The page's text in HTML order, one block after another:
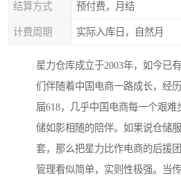
结算方式 预付费，月结
计费周期 实际入库日，自然月
星力仓库成立于2003年，如今已
们伴随着中国电商一路成长，经
届618，几乎中国电商每一个艰
储如影相随的陪伴。如果说仓储
套，那么把星力比作电商的后援
管理看似简单，实则性极强。当